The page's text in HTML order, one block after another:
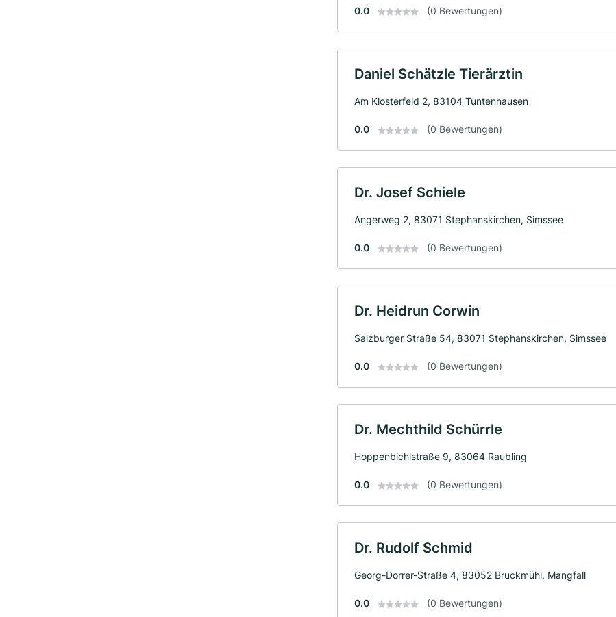
0.0 (0 Bewertungen)
Daniel Schätzle Tierärztin
Am Klosterfeld 2, 83104 Tuntenhausen
0.0 (0 Bewertungen)
Dr. Josef Schiele
Angerweg 2, 83071 Stephanskirchen, Simssee
0.0 (0 Bewertungen)
Dr. Heidrun Corwin
Salzburger Straße 54, 83071 Stephanskirchen, Simssee
0.0 (0 Bewertungen)
Dr. Mechthild Schürrle
Hoppenbichlstraße 9, 83064 Raubling
0.0 (0 Bewertungen)
Dr. Rudolf Schmid
Georg-Dorrer-Straße 4, 83052 Bruckmühl, Mangfall
0.0 (0 Bewertungen)